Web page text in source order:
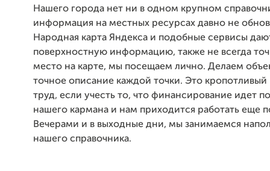
Нашего города нет ни в одном крупном
информация на местных ресурсах давно не
Народная карта Яндекса и подобные сервисы
поверхностную информацию, также не всегда
место на карте, мы посещаем лично. Делаем
точное описание каждой точки. Это
труд, если учесть то, что финансирование идет
нашего кармана и нам приходится работать еще
Вечерами и в выходные дни, мы занимаемся
нашего справочника.